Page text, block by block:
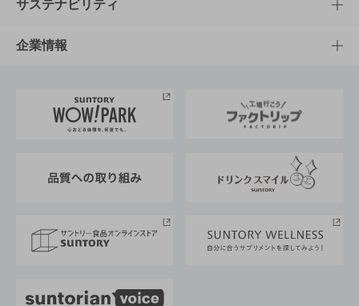
栄養成分一覧
工場見学
地域情報
文化・スポーツTOP
サントリーホール
サントリーサンバーズ大阪
サステナビリティ
サステナビリティTOP
サントリーが考えるサステナビリティ経営
企業情報
企業概要
採用情報